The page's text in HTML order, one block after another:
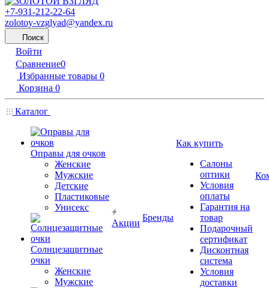
+7-931-212-22-64
zolotoy-vzglyad@yandex.ru
Поиск
Войти
Сравнение0
Избранные товары 0
Корзина 0
Каталог
Оправы для очков
Женские
Мужские
Детские
Пластиковые
Унисекс
Солнцезащитные
очки
Женские
Мужские
Акции
Бренды
Как купить
Салоны
оптики
Условия
оплаты
Гарантия на
товар
Подарочный
сертификат
Дисконтная
система
Условия
доставки